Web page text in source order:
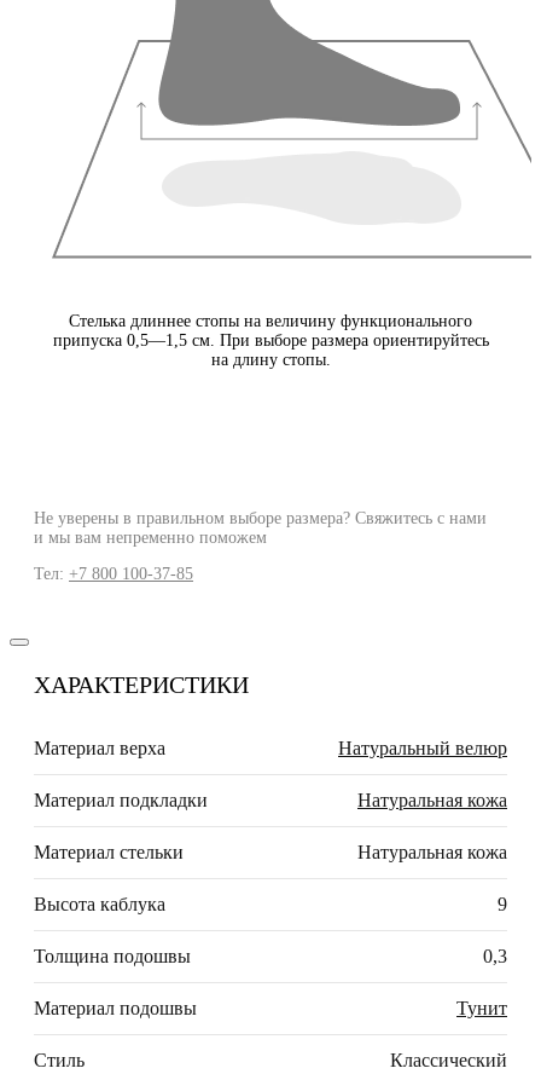
Стелька длиннее стопы на величину функционального
припуска 0,5—1,5 см. При выборе размера ориентируйтесь
на длину стопы.
Не уверены в правильном выборе размера? Свяжитесь с нами
и мы вам непременно поможем
Тел: +7 800 100-37-85
ХАРАКТЕРИСТИКИ
Материал верха Натуральный велюр
Материал подкладки Натуральная кожа
Материал стельки Натуральная кожа
Высота каблука 9
Толщина подошвы 0,3
Материал подошвы Тунит
Стиль Классический